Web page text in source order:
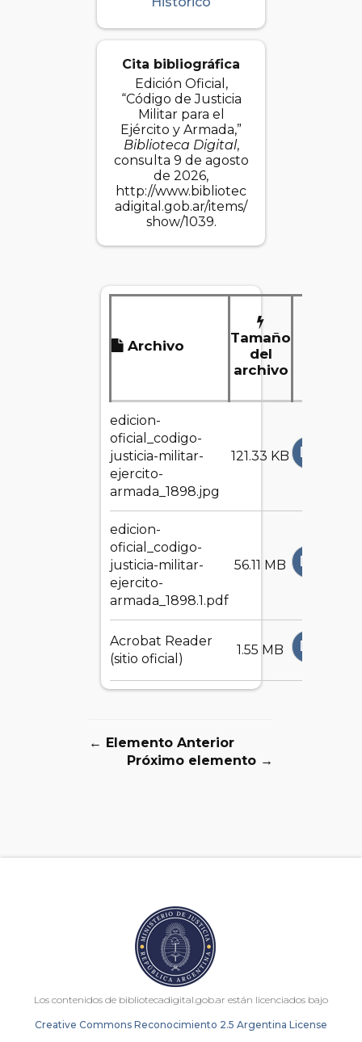
Cita bibliográfica
Edición Oficial,
“Código de Justicia
Militar para el
Ejército y Armada,”
Biblioteca Digital,
consulta 9 de agosto
de 2026,
http://www.bibliotec
adigital.gob.ar/items/
show/1039.
Archivo
Tamaño
del
archivo
edicion-
oficial_codigo-
justicia-militar-
ejercito-
armada_1898.jpg
121.33 KB
edicion-
oficial_codigo-
justicia-militar-
ejercito-
armada_1898.1.pdf
56.11 MB
Acrobat Reader
(sitio oficial)
1.55 MB
← Elemento Anterior
Próximo elemento →
Los contenidos de bibliotecadigital.gob.ar están licenciados bajo
Creative Commons Reconocimiento 2.5 Argentina License